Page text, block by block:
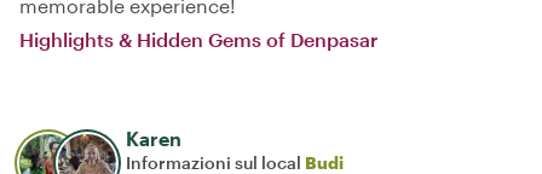
memorable experience!
Highlights & Hidden Gems of Denpasar
Karen
Informazioni sul local Budi